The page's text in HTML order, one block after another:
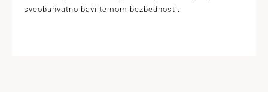
sveobuhvatno bavi temom bezbednosti.